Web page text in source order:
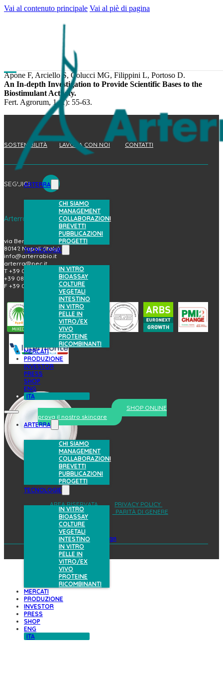
Vai al contenuto principale Vai al piè di pagina
ARTERRA
CHI SIAMO
MANAGEMENT
COLLABORAZIONI
BREVETTI
PUBBLICAZIONI
PROGETTI
TECNOLOGIE
IN VITRO
BIOASSAY
COLTURE
VEGETALI
INTESTINO
IN VITRO
PELLE IN
VITRO/EX
VIVO
PROTEINE
RICOMBINANTI
MERCATI
PRODUZIONE
INVESTOR
PRESS
SHOP
ENG
ITA
ARTERRA
CHI SIAMO
MANAGEMENT
COLLABORAZIONI
BREVETTI
PUBBLICAZIONI
PROGETTI
TECNOLOGIE
IN VITRO
BIOASSAY
COLTURE
VEGETALI
INTESTINO
IN VITRO
PELLE IN
VITRO/EX
VIVO
PROTEINE
RICOMBINANTI
MERCATI
PRODUZIONE
INVESTOR
PRESS
SHOP
ENG
ITA
Apone F, Arciello S, Colucci MG, Filippini L, Portoso D.
An In-depth Investigation to Provide Scientific Bases to the
Biostimulant Activity.
Fert. Agrorum, 1 (1): 55-63.
SOSTENIBILITÀ LAVORA CON NOI CONTATTI
SEGUICI
Arterra Bioscience S.p.A.
via Benedetto Brin, 69
80142 Napoli (Italy)
info@arterrabio.it
arterra@pec.it
T +39 081.6584411
+39 081.6584396
F +39 081.2144864
SHOP ONLINE
prova il nostro skincare
AREA RISERVATA
PRIVACY POLICY
COOKIES POLICY
PARITÀ DI GENERE
design